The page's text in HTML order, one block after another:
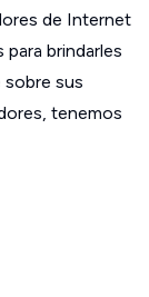
de Internet
brindarles
sobre sus
tenemos